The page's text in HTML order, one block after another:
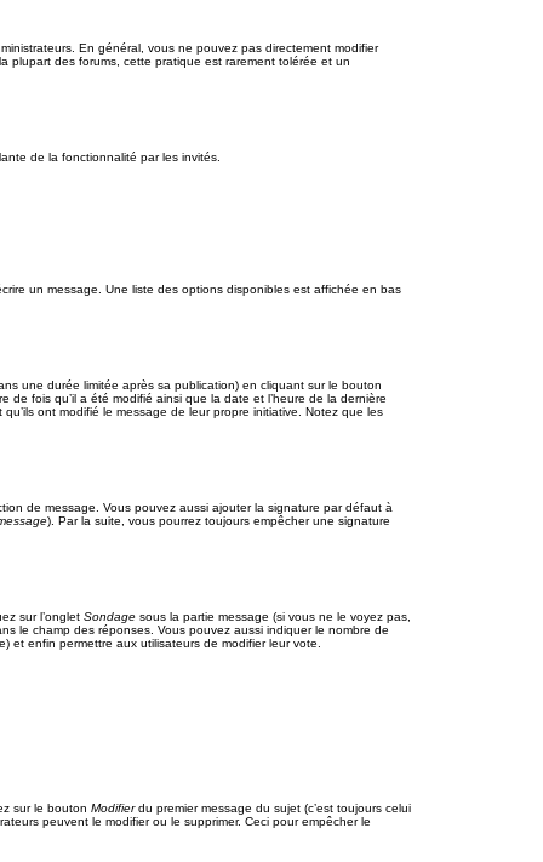
En général, vous ne pouvez pas directement modifier
plupart des forums, cette pratique est rarement tolérée et un
de la fonctionnalité par les invités.
un message. Une liste des options disponibles est affichée en bas
une durée limitée après sa publication) en cliquant sur le bouton
fois qu’il a été modifié ainsi que la date et l’heure de la dernière
ont modifié le message de leur propre initiative. Notez que les
de message. Vous pouvez aussi ajouter la signature par défaut à
). Par la suite, vous pourrez toujours empêcher une signature
sur l’onglet Sondage sous la partie message (si vous ne le voyez pas,
le champ des réponses. Vous pouvez aussi indiquer le nombre de
et enfin permettre aux utilisateurs de modifier leur vote.
sur le bouton Modifierdu premier message du sujet (c’est toujours celui
peuvent le modifier ou le supprimer. Ceci pour empêcher le